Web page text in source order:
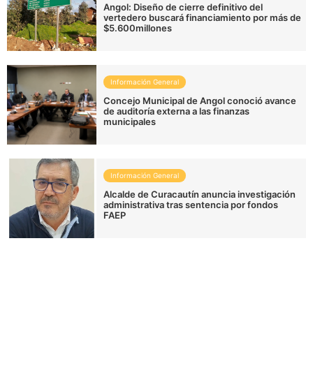
Angol: Diseño de cierre definitivo del
vertedero buscará financiamiento por más de
$5.600millones
Información General
Concejo Municipal de Angol conoció avance
de auditoría externa a las finanzas
municipales
Información General
Alcalde de Curacautín anuncia investigación
administrativa tras sentencia por fondos
FAEP